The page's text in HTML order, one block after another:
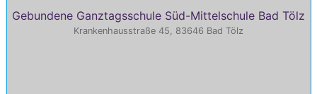
Gebundene Ganztagsschule Süd-Mittelschule Bad Tölz
Krankenhausstraße 45, 83646 Bad Tölz